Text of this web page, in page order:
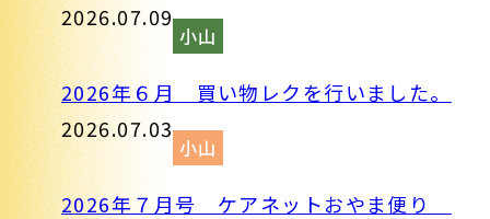
2026.07.09
小山
2026年６月 買い物レクを行いました。
2026.07.03
小山
2026年７月号 ケアネットおやま便り